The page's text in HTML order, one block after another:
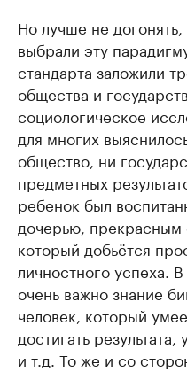
Но лучше не
выбрали эту
стандарта заложили
общества и
социологическое
для многих
общество, ни
предметных
ребенок был
дочерью,
который добьётся
личностного успеха.
очень важно знание
человек, который
достигать
и т.д. То же и со